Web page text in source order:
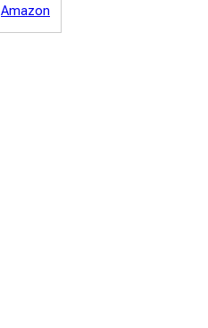
Amazon